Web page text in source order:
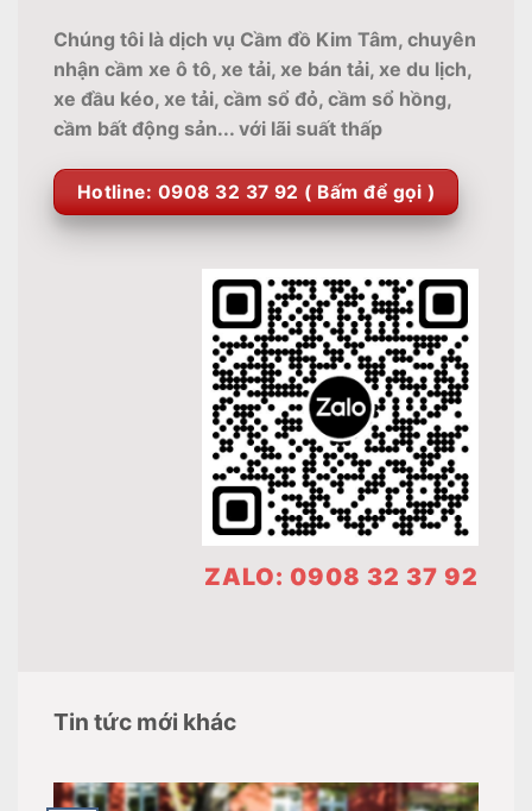
Chúng tôi là dịch vụ Cầm đồ Kim Tâm, chuyên
nhận cầm xe ô tô, xe tải, xe bán tải, xe du lịch,
xe đầu kéo, xe tải, cầm sổ đỏ, cầm sổ hồng,
cầm bất động sản... với lãi suất thấp
Hotline: 0908 32 37 92 ( Bấm để gọi )
ZALO: 0908 32 37 92
Tin tức mới khác